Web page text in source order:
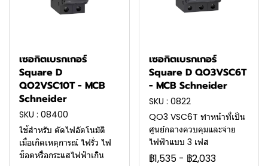
เซอกิตเบรกเกอร์
Square D
QO2VSC10T - MCB
Schneider
SKU : 08400
ใช้สำหรับ ตัดไฟอัตโนมัติ
เมื่อเกิดเหตุการณ์ ไฟรั่ว ไฟ
ช็อตหรือกระแสไฟฟ้าเกิน
เซอกิตเบรกเกอร์
Square D QO3VSC6T
- MCB Schneider
SKU : 0822
QO3 VSC6T ทำหน้าที่เป็น
ศูนย์กลางควบคุมและจ่าย
ไฟฟ้าแบบ 3 เฟส
฿1,535- ฿2,033